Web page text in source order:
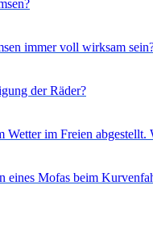
immer voll wirksam
der Räder?
im Freien abgestellt.
eines Mofas beim